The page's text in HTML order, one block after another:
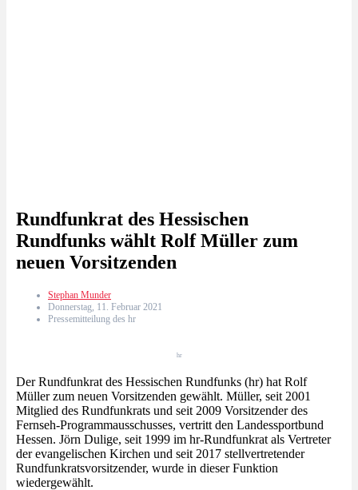
Rundfunkrat des Hessischen
Rundfunks wählt Rolf Müller zum
neuen Vorsitzenden
Stephan Munder
Donnerstag, 11. Februar 2021
Pressemitteilung des hr
hr
Der Rundfunkrat des Hessischen Rundfunks (hr) hat Rolf
Müller zum neuen Vorsitzenden gewählt. Müller, seit 2001
Mitglied des Rundfunkrats und seit 2009 Vorsitzender des
Fernseh-Programmausschusses, vertritt den Landessportbund
Hessen. Jörn Dulige, seit 1999 im hr-Rundfunkrat als Vertreter
der evangelischen Kirchen und seit 2017 stellvertretender
Rundfunkratsvorsitzender, wurde in dieser Funktion
wiedergewählt.